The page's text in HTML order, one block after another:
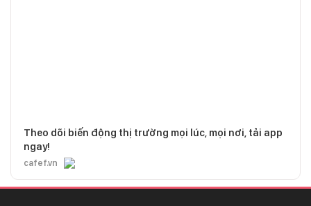
Theo dõi biến động thị trường mọi lúc, mọi nơi, tải app
ngay!
cafef.vn